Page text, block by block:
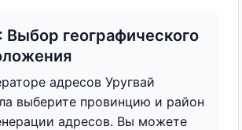
Выбор географического
адресов Уругвай
выберите провинцию и район
адресов. Вы можете